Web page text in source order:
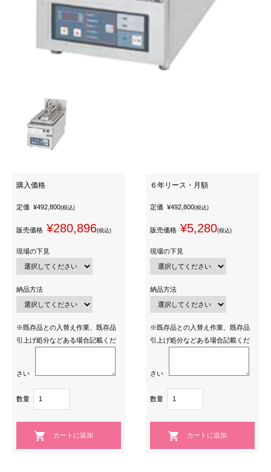
購入価格
定価 ¥492,800(税込)
販売価格 ¥280,896(税込)
現場の下見
納品方法
※既存品との入替え作業、既存品
引上げ処分などある場合記載くだ
さい
数量
６年リース・月額
定価 ¥492,800(税込)
販売価格 ¥5,280(税込)
現場の下見
納品方法
※既存品との入替え作業、既存品
引上げ処分などある場合記載くだ
さい
数量